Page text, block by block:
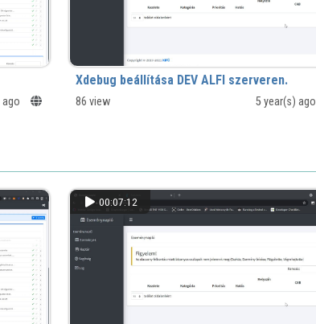
ago
Xdebug beállítása DEV ALFI szerveren.
86 view 5 year(s) ago
00:07:12